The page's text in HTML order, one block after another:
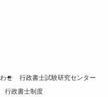
せ
行政書士試験研究センター
行政書士制度